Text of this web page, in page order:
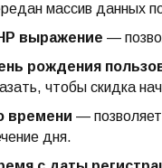
массив данных
выражение —
рождения
чтобы скидка
времени —
дня.